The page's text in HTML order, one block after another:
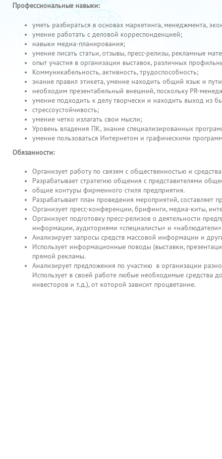
Профессиональные навыки:
уметь разбираться в основах маркетинга, менеджмента,
умение работать с деловой корреспонденцией;
навыки медиа-планирования;
умение писать статьи, отзывы, пресс-релизы, рекламные
опыт участия в организации выставок, различных
Коммуникабельность, активность, трудоспособность;
знание правил этикета, умение находить общий язык и
необходим презентабельный внешний, поскольку PR-
умение подходить к делу творчески и находить выход из
стрессоустойчивость;
умение четко излагать свои мысли;
Уровень владения ПК, знание специализированных
умение пользоваться Интернетом и графическими
Обязанности:
Организует работу по связям с общественностью и
Разрабатывает стратегию общения с представителями
общие контуры фирменного стиля предприятия.
Разрабатывает план проведения мероприятий,
Организует пресс-конференции, брифинги, медиа-киты,
Организует подготовку пресс-релизов о деятельности
информации, аудиториями «специалисты» и
Анализирует запросы средств массовой информации и
Использует информационные поводы (выставки,
прямой рекламы.
Анализирует предложения по участию в организации
Использует в своей работе любые необходимые средства
инвесторов и т.д.), от которой зависит процветание.